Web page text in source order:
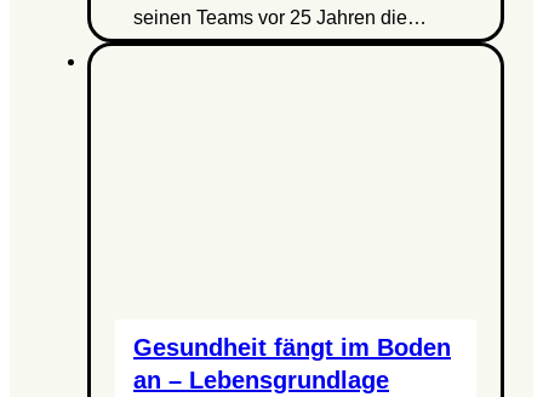
seinen Teams vor 25 Jahren die…
Gesundheit fängt im Boden
an – Lebensgrundlage